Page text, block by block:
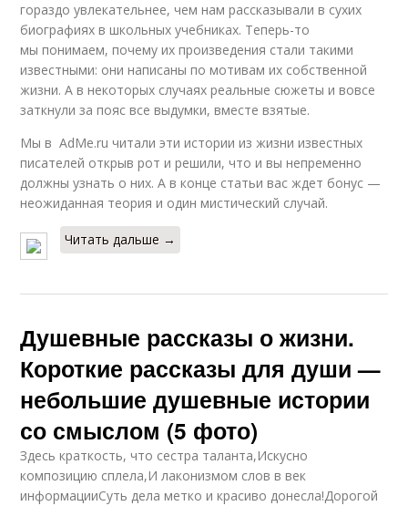
гораздо увлекательнее, чем нам рассказывали в сухих
биографиях в школьных учебниках. Теперь-то
мы понимаем, почему их произведения стали такими
известными: они написаны по мотивам их собственной
жизни. А в некоторых случаях реальные сюжеты и вовсе
заткнули за пояс все выдумки, вместе взятые.
Мы в AdMe.ru читали эти истории из жизни известных
писателей открыв рот и решили, что и вы непременно
должны узнать о них. А в конце статьи вас ждет бонус —
неожиданная теория и один мистический случай.
Читать дальше →
Душевные рассказы о жизни.
Короткие рассказы для души —
небольшие душевные истории
со смыслом (5 фото)
Здесь краткость, что сестра таланта,Искусно
композицию сплела,И лаконизмом слов в век
информацииСуть дела метко и красиво донесла!Дорогой